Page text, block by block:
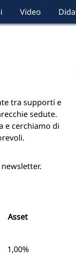
Video
tra supporti e
sedute.
e cerchiamo di
Asset
1,00%